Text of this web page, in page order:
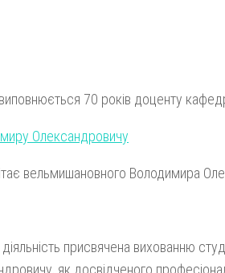
70 років доценту
Олександровичу
вельмишановного Володимира
присвячена вихованню
як досвідченого